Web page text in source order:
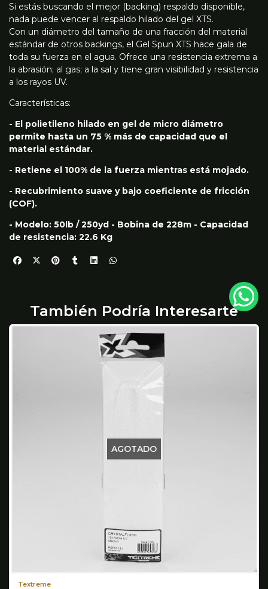
Si estás buscando el mejor (backing) respaldo disponible,
nada puede vencer al respaldo hilado del gel XTS.
Con un diámetro del tamaño de una fracción del material
estándar de otros backings, el Gel Spun XTS hace gala de
toda su fuerza en el agua. Ofrece una resistencia extrema a
la abrasión; al gas; a la sal y tiene gran visibilidad y resistencia
a los rayos UV.
Características:
- El polietileno hilado en gel de micro diámetro
permite hasta un 75 % más de capacidad que el
material estándar.
- Retiene el 100% de la fuerza mientras está mojado.
- Recubrimiento suave y bajo coeficiente de fricción
(COF).
- Modelo: 50lb / 250yd - Bobina de 228m - Capacidad
de resistencia: 22.6 Kg
También Podría Interesarte
AGOTADO
Textreme